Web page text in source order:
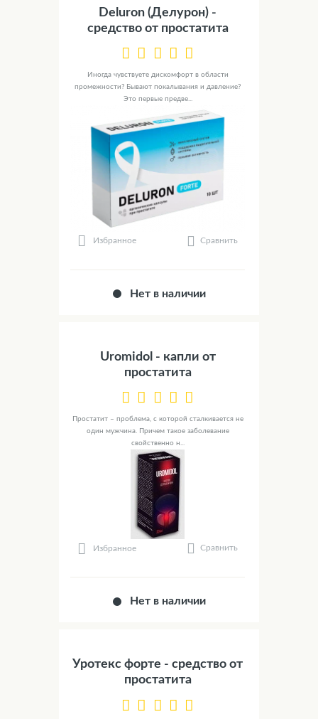
Deluron (Делурон) -
средство от простатита
Иногда чувствуете дискомфорт в области
промежности? Бывают покалывания и давление?
Это первые предве...
Избранное Сравнить
Нет в наличии
Uromidol - капли от
простатита
Простатит – проблема, с которой сталкивается не
один мужчина. Причем такое заболевание
свойственно н...
Избранное Сравнить
Нет в наличии
Уротекс форте - средство от
простатита